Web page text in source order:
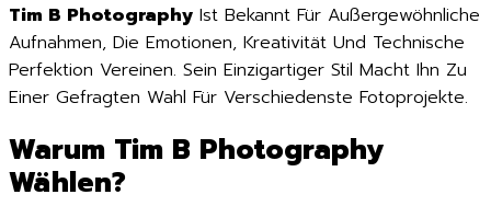
Tim B Photography Ist Bekannt Für Außergewöhnliche
Aufnahmen, Die Emotionen, Kreativität Und Technische
Perfektion Vereinen. Sein Einzigartiger Stil Macht Ihn Zu
Einer Gefragten Wahl Für Verschiedenste Fotoprojekte.
Warum Tim B Photography
Wählen?